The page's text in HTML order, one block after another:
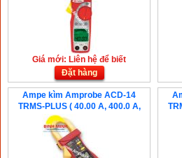
Giá mới: Liên hệ để biết
Đặt hàng
Ampe kìm Amprobe ACD-14
TRMS-PLUS ( 40.00 A, 400.0 A,
600 A )